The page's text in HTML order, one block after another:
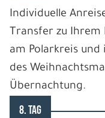
Individuelle
Transfer zu
am Polarkreis
des
Übernachtung.
8. TAG